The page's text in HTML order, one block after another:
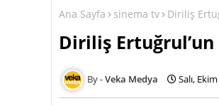
Ana Sayfa sinema tv Diriliş
Diriliş Ertuğrul’un
Veka Medya Salı,